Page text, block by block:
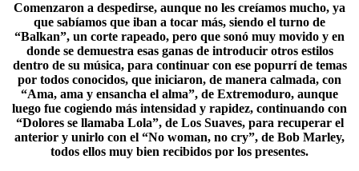
Comenzaron a despedirse, aunque no les creíamos mucho, ya
que sabíamos que iban a tocar más, siendo el turno de
“Balkan”, un corte rapeado, pero que sonó muy movido y en
donde se demuestra esas ganas de introducir otros estilos
dentro de su música, para continuar con ese popurrí de temas
por todos conocidos, que iniciaron, de manera calmada, con
“Ama, ama y ensancha el alma”, de Extremoduro, aunque
luego fue cogiendo más intensidad y rapidez, continuando con
“Dolores se llamaba Lola”, de Los Suaves, para recuperar el
anterior y unirlo con el “No woman, no cry”, de Bob Marley,
todos ellos muy bien recibidos por los presentes.